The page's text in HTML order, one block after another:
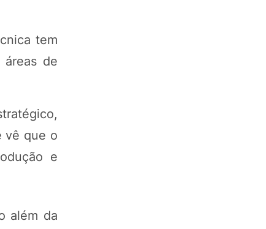
tem
áreas de
vê que o
e
além da